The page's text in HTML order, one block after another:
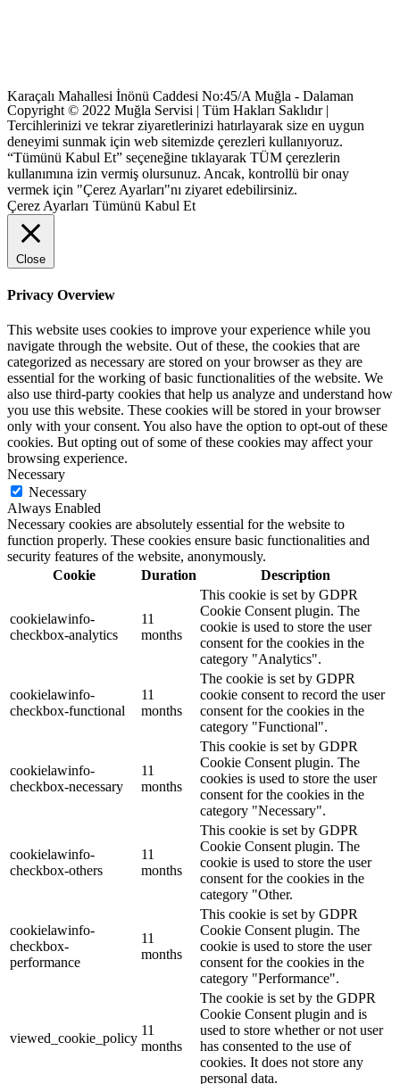
Karaçalı Mahallesi İnönü Caddesi No:45/A Muğla - Dalaman
Copyright © 2022 Muğla Servisi | Tüm Hakları Saklıdır |
Tercihlerinizi ve tekrar ziyaretlerinizi hatırlayarak size en uygun
deneyimi sunmak için web sitemizde çerezleri kullanıyoruz.
“Tümünü Kabul Et” seçeneğine tıklayarak TÜM çerezlerin
kullanımına izin vermiş olursunuz. Ancak, kontrollü bir onay
vermek için "Çerez Ayarları"nı ziyaret edebilirsiniz.
Çerez Ayarları Tümünü Kabul Et
Close
Privacy Overview
This website uses cookies to improve your experience while you
navigate through the website. Out of these, the cookies that are
categorized as necessary are stored on your browser as they are
essential for the working of basic functionalities of the website. We
also use third-party cookies that help us analyze and understand how
you use this website. These cookies will be stored in your browser
only with your consent. You also have the option to opt-out of these
cookies. But opting out of some of these cookies may affect your
browsing experience.
Necessary
Necessary
Always Enabled
Necessary cookies are absolutely essential for the website to
function properly. These cookies ensure basic functionalities and
security features of the website, anonymously.
Cookie
Duration Description
cookielawinfo-
checkbox-analytics
11
months
This cookie is set by GDPR
Cookie Consent plugin. The
cookie is used to store the user
consent for the cookies in the
category "Analytics".
cookielawinfo-
checkbox-functional
11
months
The cookie is set by GDPR
cookie consent to record the user
consent for the cookies in the
category "Functional".
cookielawinfo-
checkbox-necessary
11
months
This cookie is set by GDPR
Cookie Consent plugin. The
cookies is used to store the user
consent for the cookies in the
category "Necessary".
cookielawinfo-
checkbox-others
11
months
This cookie is set by GDPR
Cookie Consent plugin. The
cookie is used to store the user
consent for the cookies in the
category "Other.
cookielawinfo-
checkbox-
performance
11
months
This cookie is set by GDPR
Cookie Consent plugin. The
cookie is used to store the user
consent for the cookies in the
category "Performance".
viewed_cookie_policy
11
months
The cookie is set by the GDPR
Cookie Consent plugin and is
used to store whether or not user
has consented to the use of
cookies. It does not store any
personal data.